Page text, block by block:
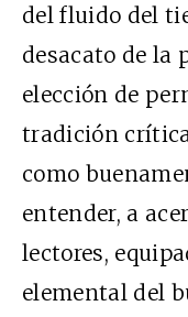
del fluido del
desacato de la
elección de
tradición
como
entender, a
lectores,
elemental del